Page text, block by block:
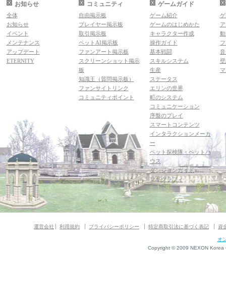
お知らせ
全体
お知らせ
イベント
メンテナンス
アップデート
ETERNITY
コミュニティ
自由掲示板
プレイヤー掲示板
取引掲示板
ペットAI掲示板
ファンアート掲示板
スクリーンショット掲示
板
知識王（質問掲示板）
ファンサイトリンク
コミュニティポイント
ゲームガイド
ゲーム紹介
ゲームのはじめかた
キャラクター作成
操作ガイド
基本戦闘
スキルシステム
生産
ステータス
エリンの世界
町のシステム
コミュニケーション
序盤のプレイ
スマートコンテンツ
インタラクションメーカ
ー
ペット探検隊・ペットハ
ウス
ダンジョンガイド
マギグラフィ
運営会社 利用規約 プライバシーポリシー 特定商取引法に基づく表記 資
オ
Copyright © 2009 NEXON Korea